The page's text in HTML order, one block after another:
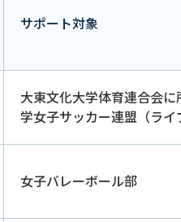
サポート対象
大東文化大学体育連合会
学女子サッカー連盟（ライ
女子バレーボール部